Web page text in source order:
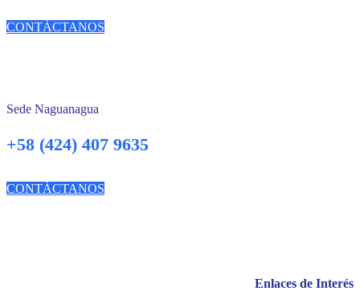
CONTÁCTANOS
Sede Naguanagua
+58 (424) 407 9635
CONTÁCTANOS
Enlaces de Interés